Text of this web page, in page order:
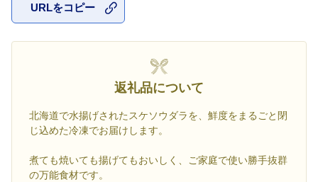
URLをコピー
返礼品について
北海道で水揚げされたスケソウダラを、鮮度をまるごと閉
じ込めた冷凍でお届けします。
煮ても焼いても揚げてもおいしく、ご家庭で使い勝手抜群
の万能食材です。